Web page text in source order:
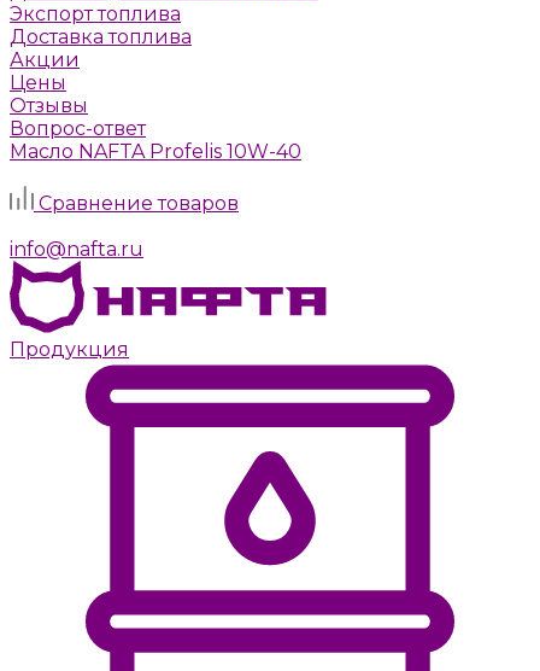
Экспорт топлива
Доставка топлива
Акции
Цены
Отзывы
Вопрос-ответ
Масло NAFTA Profelis 10W-40
Сравнение товаров
info@nafta.ru
Продукция